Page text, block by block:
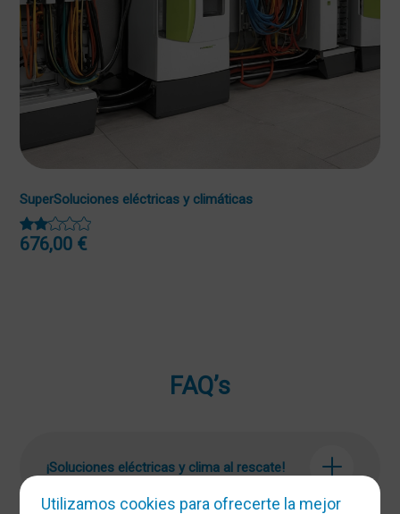
SuperSoluciones eléctricas y climáticas
676,00 €
FAQ’s
¡Soluciones eléctricas y clima al rescate!
Utilizamos cookies para ofrecerte la mejor